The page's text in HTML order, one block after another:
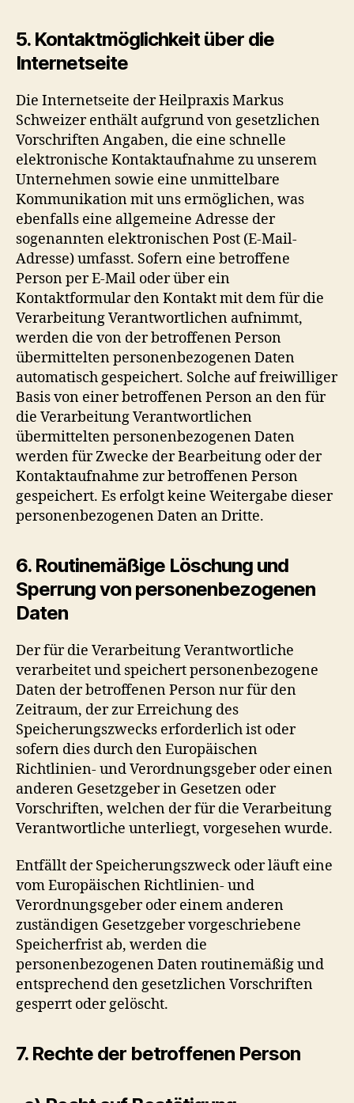
5. Kontaktmöglichkeit über die
Internetseite
Die Internetseite der Heilpraxis Markus
Schweizer enthält aufgrund von gesetzlichen
Vorschriften Angaben, die eine schnelle
elektronische Kontaktaufnahme zu unserem
Unternehmen sowie eine unmittelbare
Kommunikation mit uns ermöglichen, was
ebenfalls eine allgemeine Adresse der
sogenannten elektronischen Post (E-Mail-
Adresse) umfasst. Sofern eine betroffene
Person per E-Mail oder über ein
Kontaktformular den Kontakt mit dem für die
Verarbeitung Verantwortlichen aufnimmt,
werden die von der betroffenen Person
übermittelten personenbezogenen Daten
automatisch gespeichert. Solche auf freiwilliger
Basis von einer betroffenen Person an den für
die Verarbeitung Verantwortlichen
übermittelten personenbezogenen Daten
werden für Zwecke der Bearbeitung oder der
Kontaktaufnahme zur betroffenen Person
gespeichert. Es erfolgt keine Weitergabe dieser
personenbezogenen Daten an Dritte.
6. Routinemäßige Löschung und
Sperrung von personenbezogenen
Daten
Der für die Verarbeitung Verantwortliche
verarbeitet und speichert personenbezogene
Daten der betroffenen Person nur für den
Zeitraum, der zur Erreichung des
Speicherungszwecks erforderlich ist oder
sofern dies durch den Europäischen
Richtlinien- und Verordnungsgeber oder einen
anderen Gesetzgeber in Gesetzen oder
Vorschriften, welchen der für die Verarbeitung
Verantwortliche unterliegt, vorgesehen wurde.
Entfällt der Speicherungszweck oder läuft eine
vom Europäischen Richtlinien- und
Verordnungsgeber oder einem anderen
zuständigen Gesetzgeber vorgeschriebene
Speicherfrist ab, werden die
personenbezogenen Daten routinemäßig und
entsprechend den gesetzlichen Vorschriften
gesperrt oder gelöscht.
7. Rechte der betroffenen Person